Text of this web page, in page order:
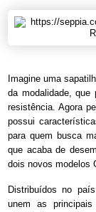
Imagine uma
da modalidade,
resistência. Agora
possui
para quem busca
que acaba de
dois novos modelos
Distribuídos no
unem as